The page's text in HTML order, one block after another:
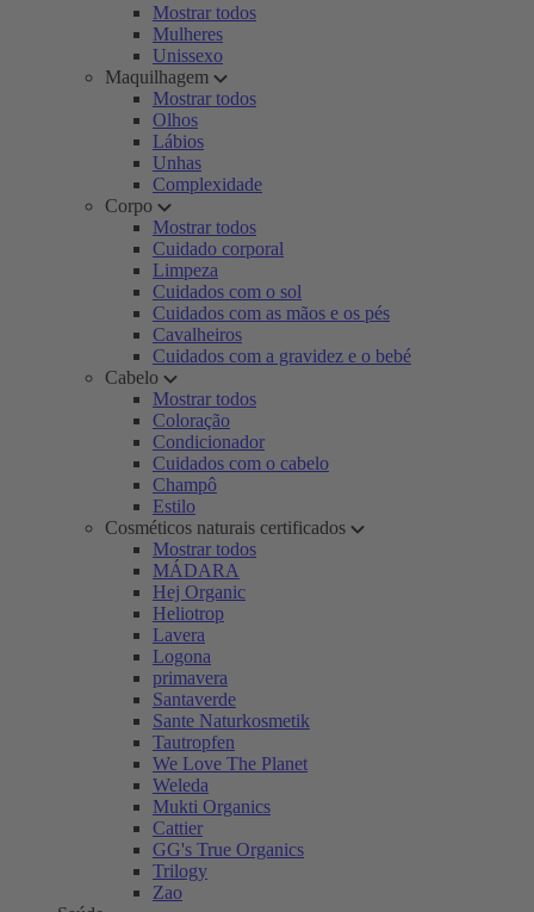
Mostrar todos
Mulheres
Unissexo
Maquilhagem
Mostrar todos
Olhos
Lábios
Unhas
Complexidade
Corpo
Mostrar todos
Cuidado corporal
Limpeza
Cuidados com o sol
Cuidados com as mãos e os pés
Cavalheiros
Cuidados com a gravidez e o bebé
Cabelo
Mostrar todos
Coloração
Condicionador
Cuidados com o cabelo
Champô
Estilo
Cosméticos naturais certificados
Mostrar todos
MÁDARA
Hej Organic
Heliotrop
Lavera
Logona
primavera
Santaverde
Sante Naturkosmetik
Tautropfen
We Love The Planet
Weleda
Mukti Organics
Cattier
GG's True Organics
Trilogy
Zao